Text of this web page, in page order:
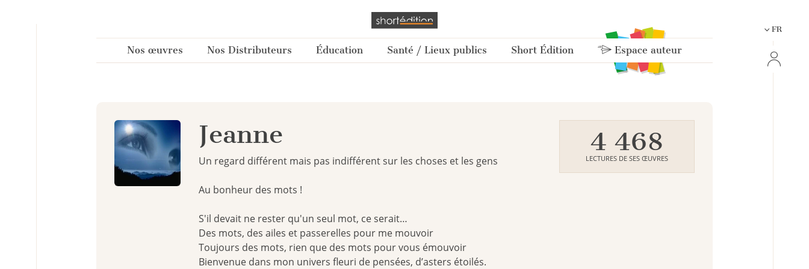
Nos œuvres Nos Distributeurs Éducation Santé / Lieux publics Short Édition Espace auteur
FR
Jeanne
Un regard différent mais pas indifférent sur les choses et les gens
Au bonheur des mots !
S'il devait ne rester qu'un seul mot, ce serait…
Des mots, des ailes et passerelles pour me mouvoir
Toujours des mots, rien que des mots pour vous émouvoir
Bienvenue dans mon univers fleuri de pensées, d’asters étoilés.
4 468
LECTURES DE SES ŒUVRES